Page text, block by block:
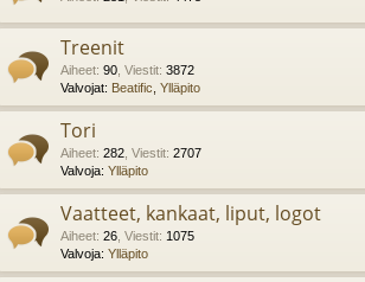
Treenit
Aiheet: 90 Viestit: 3872
Valvojat: Beatific Ylläpito
Tori
Aiheet: 282 Viestit: 2707
Valvoja: Ylläpito
Vaatteet, kankaat, liput, logot
Aiheet: 26 Viestit: 1075
Valvoja: Ylläpito